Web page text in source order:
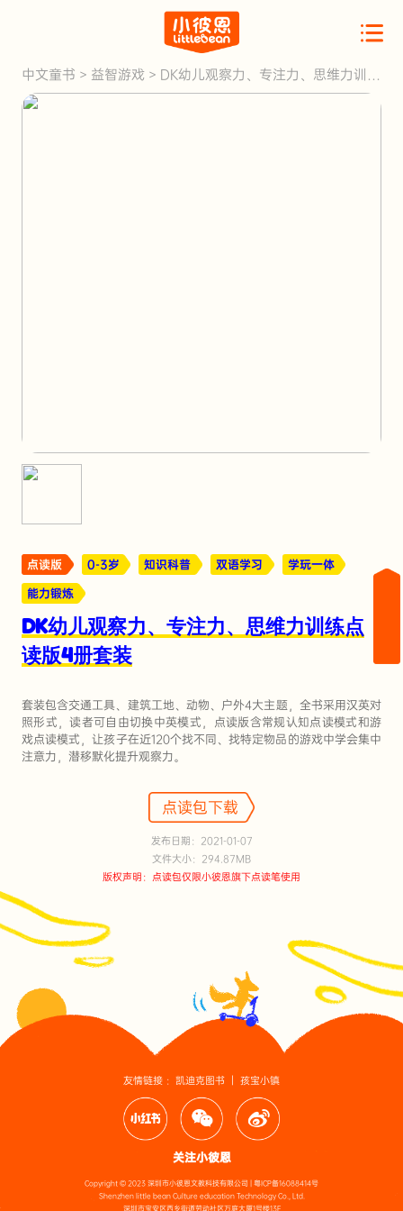
中文童书 > 益智游戏> DK幼儿观察力、专注力、思维力训练
点读版4册套装
DK幼儿观察力、专注力、思维力训练点
读版4册套装
套装包含交通工具、建筑工地、动物、户外4大主题，全书采用汉英对
照形式，读者可自由切换中英模式，点读版含常规认知点读模式和游
戏点读模式，让孩子在近120个找不同、找特定物品的游戏中学会集中
注意力，潜移默化提升观察力。
点读包下载
点读版 0-3岁 知识科普 双语学习
学玩一体
能力锻炼
发布日期：2021-01-07
文件大小：294.87MB
版权声明：点读包仅限小彼恩旗下点读笔使用
友情链接 ： 凯迪克图书 孩宝小镇
关注小彼恩
Copyright © 2023 深圳市小彼恩文教科技有限公司 | 粤ICP备16088414号
Shenzhen little bean Culture education Technology Co., Ltd.
深圳市宝安区西乡街道劳动社区万庭大厦1号楼13F